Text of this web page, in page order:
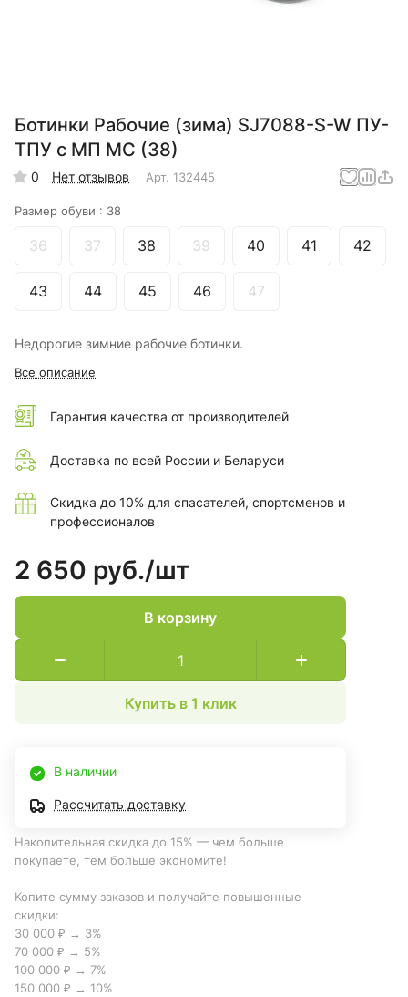
Ботинки Рабочие (зима) SJ7088-S-W ПУ-
ТПУ с МП МС (38)
0 Нет отзывов Арт. 132445
Размер обуви : 38
36 37 38 39 40 41 42
43 44 45 46 47
Недорогие зимние рабочие ботинки.
Все описание
Гарантия качества от производителей
Доставка по всей России и Беларуси
Скидка до 10% для спасателей, спортсменов и
профессионалов
2 650 руб./шт
В корзину
Купить в 1 клик
В наличии
Рассчитать доставку
Накопительная скидка до 15% — чем больше
покупаете, тем больше экономите!
Копите сумму заказов и получайте повышенные
скидки:
30 000 ₽ → 3%
70 000 ₽ → 5%
100 000 ₽ → 7%
150 000 ₽ → 10%